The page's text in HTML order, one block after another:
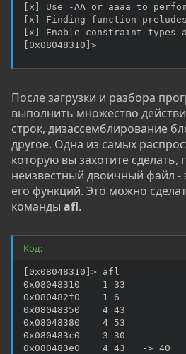
[x] Use -AA or aaaa to
[x] Finding function preludes
[x] Enable constraint types
[0x08048310]>
После загрузки и разбора
выполнить множество
строк, дизассемблирование
другое. Одна из самых
которую вы захотите сделать,
неизвестный двоичный файл -
его функций. Это можно
команды afl.
Код:
[0x08048310]> afl
0x08048310    1 33
0x080482f0    1 6
0x08048350    4 43
0x08048380    4 53
0x080483c0    3 30
0x080483e0    4 43   -> 40